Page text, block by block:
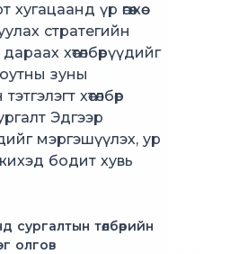
үр өгөөжөө
стратегийн
хөтөлбөрүүдийг
зуны
хөтөлбөр
Эдгээр
мэргэшүүлэх, ур
бодит хувь
сургалтын төлбөрийн
олгов